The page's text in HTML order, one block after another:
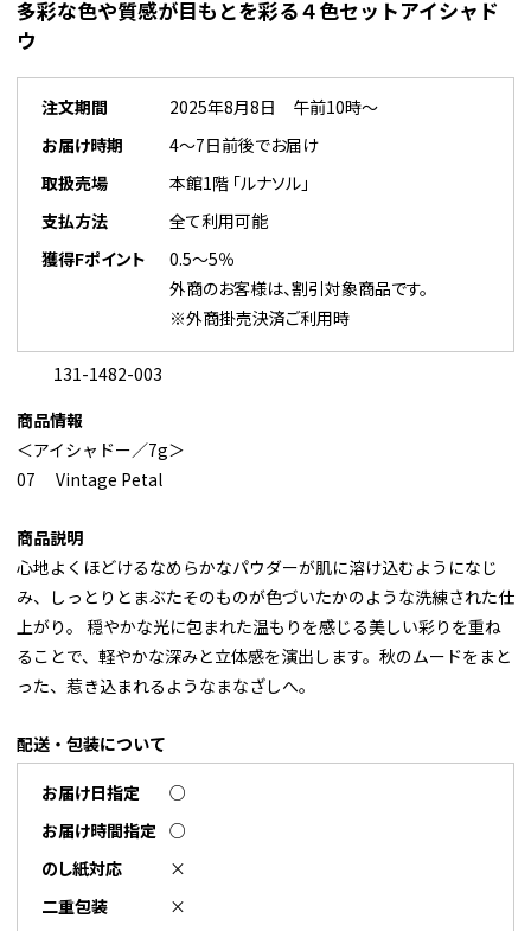
多彩な色や質感が目もとを彩る４色セットアイシャド
ウ
注文期間
2025年8月8日 午前10時～
お届け時期
4～7日前後でお届け
取扱売場
本館1階 「ルナソル」
支払方法
全て利用可能
獲得Fポイント
0.5～5％
外商のお客様は、割引対象商品です。
※外商掛売決済ご利用時
131-1482-003
商品情報
＜アイシャドー／7g＞
07 Vintage Petal
商品説明
心地よくほどけるなめらかなパウダーが肌に溶け込むようになじ
み、しっとりとまぶたそのものが色づいたかのような洗練された仕
上がり。 穏やかな光に包まれた温もりを感じる美しい彩りを重ね
ることで、軽やかな深みと立体感を演出します。秋のムードをまと
った、惹き込まれるようなまなざしへ。
配送・包装について
お届け日指定
○
お届け時間指定 ○
のし紙対応
×
二重包装
×